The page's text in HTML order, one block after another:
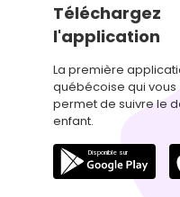
Téléchargez
l'application
La première
québécoise qui vous
permet de suivre le
enfant.